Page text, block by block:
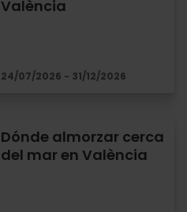
València
24/07/2026 - 31/12/2026
Dónde almorzar cerca
del mar en València